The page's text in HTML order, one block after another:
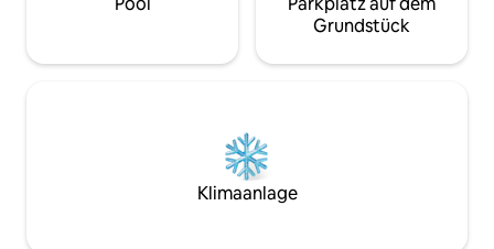
Grundstück
Klimaanlage